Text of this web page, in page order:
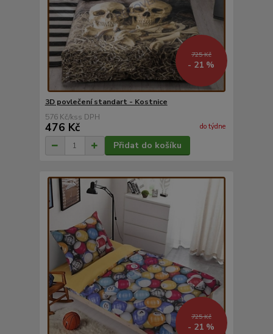
725 Kč
- 21 %
3D povlečení standart - Kostnice
576 Kč/ks
476 Kč do týdne
Přidat do košíku
725 Kč
- 21 %